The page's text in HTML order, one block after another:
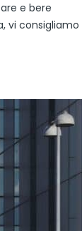
e bere
vi consigliamo